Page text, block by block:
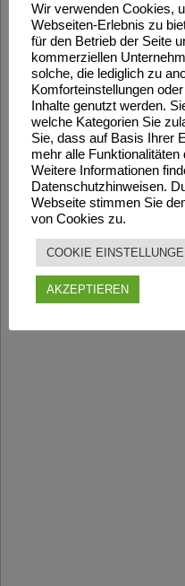
Wir verwenden Cookies,
Webseiten-Erlebnis zu
für den Betrieb der Seite
kommerziellen
solche, die lediglich zu
Komforteinstellungen
Inhalte genutzt werden.
welche Kategorien Sie
Sie, dass auf Basis Ihrer
mehr alle
Weitere Informationen
Datenschutzhinweisen.
Webseite stimmen Sie
von Cookies zu.
COOKIE
AKZEPTIEREN